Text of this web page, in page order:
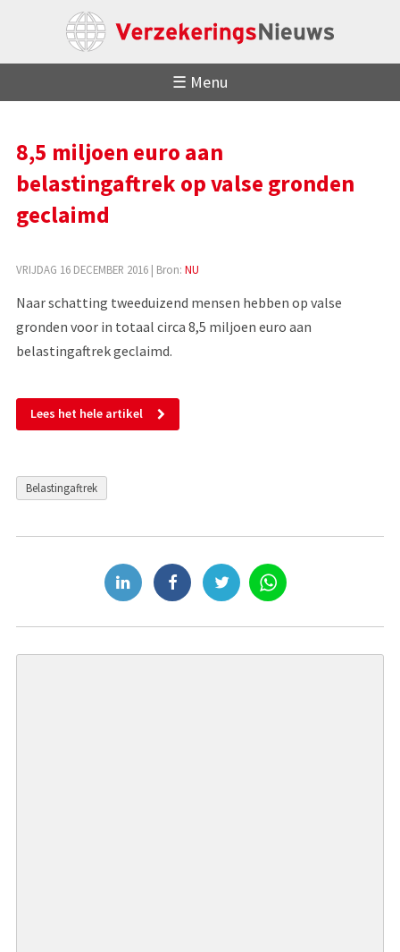
☰ Menu
8,5 miljoen euro aan
belastingaftrek op valse gronden
geclaimd
VRIJDAG 16 DECEMBER 2016| Bron: NU
Naar schatting tweeduizend mensen hebben op valse
gronden voor in totaal circa 8,5 miljoen euro aan
belastingaftrek geclaimd.
Lees het hele artikel
Belastingaftrek